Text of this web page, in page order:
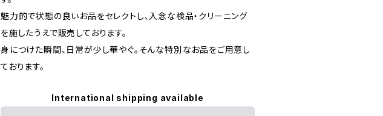
魅力的で状態の良いお品をセレクトし、入念な検品・クリーニング
を施したうえで販売しております。
身につけた瞬間、日常が少し華やぐ。そんな特別なお品をご用意し
ております。
International shipping available